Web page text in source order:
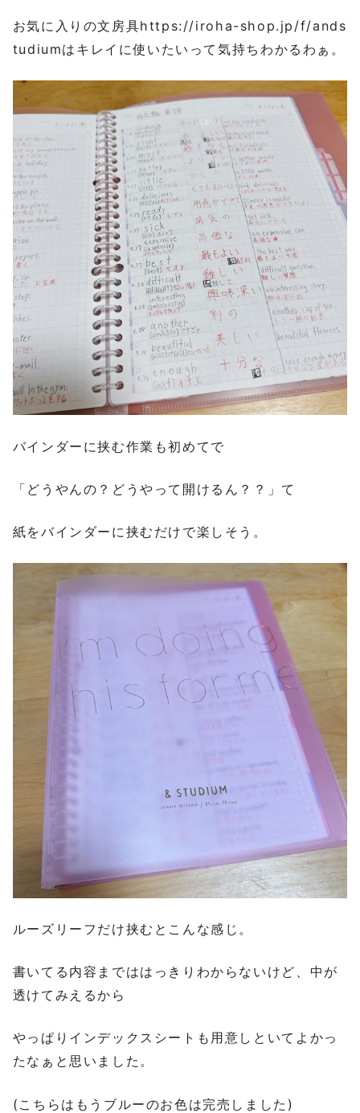
お気に入りの文房具https://iroha-shop.jp/f/ands
tudiumはキレイに使いたいって気持ちわかるわぁ。
バインダーに挟む作業も初めてで
「どうやんの？どうやって開けるん？？」て
紙をバインダーに挟むだけで楽しそう。
ルーズリーフだけ挟むとこんな感じ。
書いてる内容までははっきりわからないけど、中が
透けてみえるから
やっぱりインデックスシートも用意しといてよかっ
たなぁと思いました。
(こちらはもうブルーのお色は完売しました)